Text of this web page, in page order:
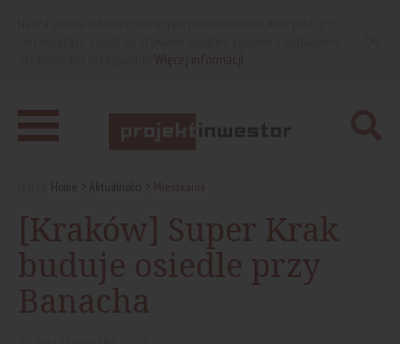
Home Aktualności Mieszkania
[Kraków] Super Krak
buduje osiedle przy
Banacha